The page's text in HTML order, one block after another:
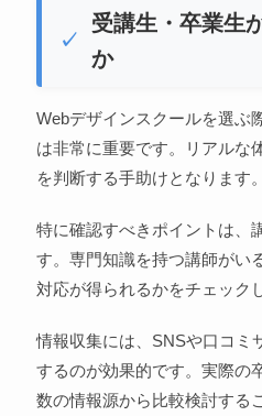
受講生・卒業生
か
Webデザインスクールを選ぶ
は非常に重要です。リアルな
を判断する手助けとなります。
特に確認すべきポイントは、
す。専門知識を持つ講師がい
対応が得られるかをチェック
情報収集には、SNSや口コミ
するのが効果的です。実際の
数の情報源から比較検討する